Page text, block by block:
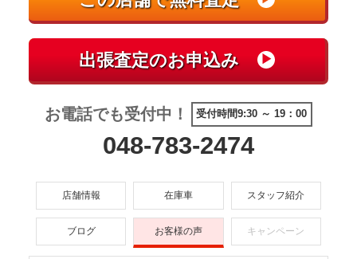
お電話でも受付中！ 受付時間9:30 ～ 19：00
048-783-2474
店舗情報 在庫車 スタッフ紹介
ブログ お客様の声 キャンペーン